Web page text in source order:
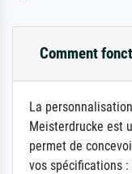
Comment
La
Meisterdrucke est
permet de
vos spécifications